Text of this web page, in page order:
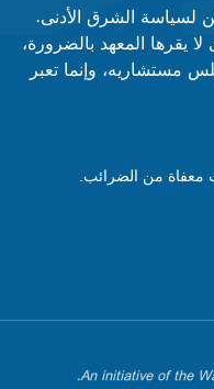
لسياسة الشرق الأدنى.
يقرها المعهد بالضرورة،
مستشاريه، وإنما تعبر
TheThe
The Washington
The Washington
An initiative of the